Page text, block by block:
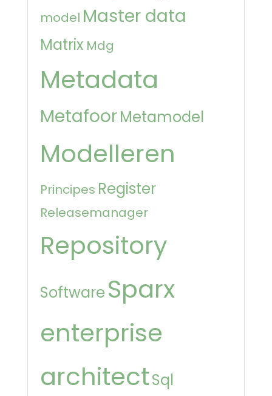
model Master data
Matrix Mdg
Metadata
MetafoorMetamodel
Modelleren
Principes Register
Releasemanager
Repository
Software Sparx
enterprise
architectSql